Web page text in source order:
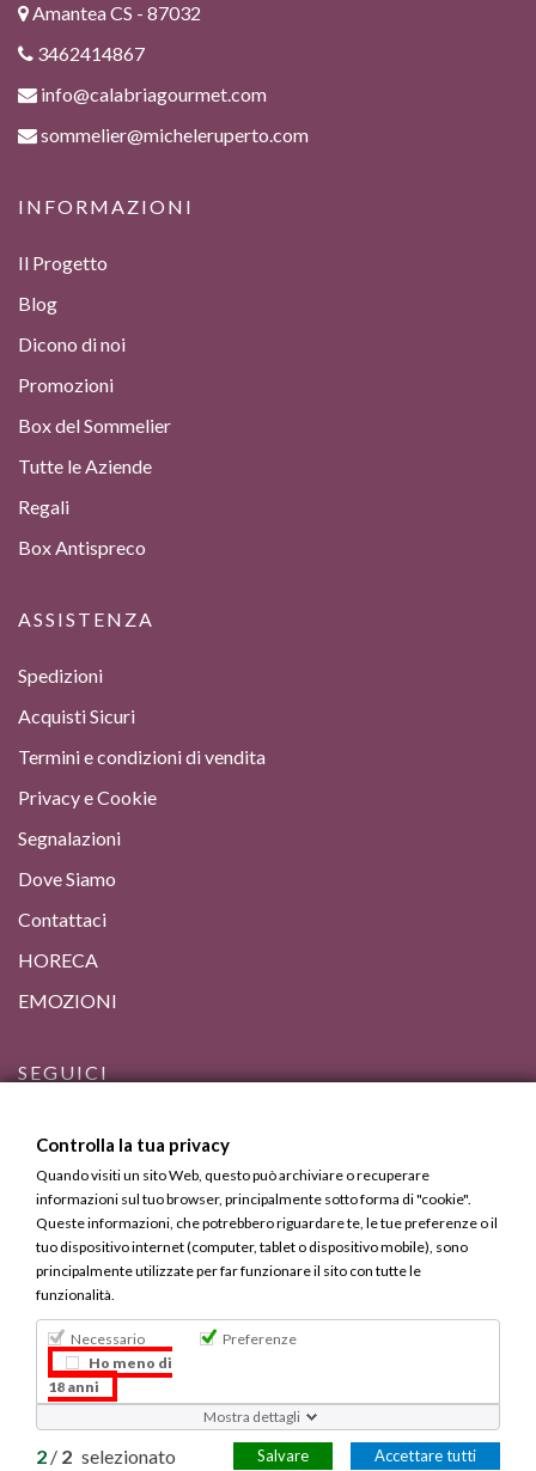
Amantea CS - 87032
3462414867
info@calabriagourmet.com
sommelier@micheleruperto.com
INFORMAZIONI
Il Progetto
Blog
Dicono di noi
Promozioni
Box del Sommelier
Tutte le Aziende
Regali
Box Antispreco
ASSISTENZA
Spedizioni
Acquisti Sicuri
Termini e condizioni di vendita
Privacy e Cookie
Segnalazioni
Dove Siamo
Contattaci
HORECA
EMOZIONI
SEGUICI
Bevi Responsabilmente, ma Calabrese.
Copyright © 2013 - 2025 Calabria Gourmet. Tutti i diritti
riservati.
Controlla la tua privacy
Quando visiti un sito Web, questo può archiviare o recuperare
informazioni sul tuo browser, principalmente sotto forma di "cookie".
Queste informazioni, che potrebbero riguardare te, le tue preferenze o il
tuo dispositivo internet (computer, tablet o dispositivo mobile), sono
principalmente utilizzate per far funzionare il sito con tutte le
funzionalità.
Necessario
Preferenze
Ho meno di
18 anni
Mostra dettagli
2 / 2 selezionato Accettare tutti
Salvare